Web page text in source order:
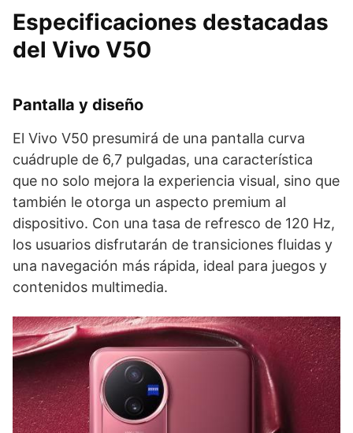
Especificaciones destacadas
del Vivo V50
Pantalla y diseño
El Vivo V50 presumirá de una pantalla curva
cuádruple de 6,7 pulgadas, una característica
que no solo mejora la experiencia visual, sino que
también le otorga un aspecto premium al
dispositivo. Con una tasa de refresco de 120 Hz,
los usuarios disfrutarán de transiciones fluidas y
una navegación más rápida, ideal para juegos y
contenidos multimedia.